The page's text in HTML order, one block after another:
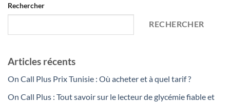
Rechercher
RECHERCHER
Articles récents
On Call Plus Prix Tunisie : Où acheter et à quel tarif ?
On Call Plus : Tout savoir sur le lecteur de glycémie fiable et